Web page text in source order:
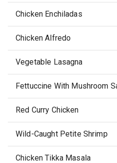
Chicken Enchiladas
Chicken Alfredo
Vegetable Lasagna
Fettuccine With Mushroom
Red Curry Chicken
Wild-Caught Petite Shrimp
Chicken Tikka Masala